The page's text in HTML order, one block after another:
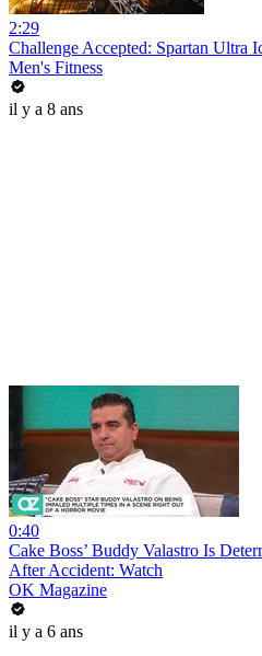
2:29
Challenge Accepted: Spartan Ultra
Men's Fitness
il y a 8 ans
0:40
Cake Boss’ Buddy Valastro Is
After Accident: Watch
OK Magazine
il y a 6 ans